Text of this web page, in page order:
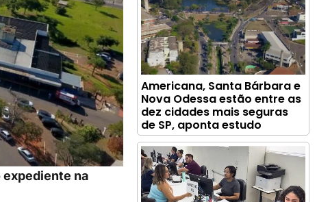
expediente na
Americana, Santa Bárbara e
Nova Odessa estão entre as
dez cidades mais seguras
de SP, aponta estudo